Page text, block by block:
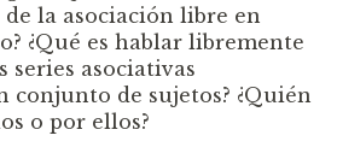
la asociación libre en
¿Qué es hablar libremente
series asociativas
conjunto de sujetos? ¿Quién
o por ellos?